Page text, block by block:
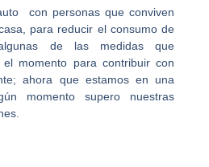
personas que conviven
para reducir el consumo de
de las medidas que
momento para contribuir con
ahora que estamos en una
momento supero nuestras